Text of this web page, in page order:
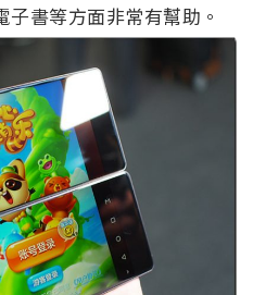
書等方面非常有幫助。